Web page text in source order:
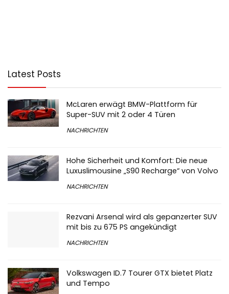
Latest Posts
McLaren erwägt BMW-Plattform für
Super-SUV mit 2 oder 4 Türen
NACHRICHTEN
Hohe Sicherheit und Komfort: Die neue
Luxuslimousine „S90 Recharge“ von Volvo
NACHRICHTEN
Rezvani Arsenal wird als gepanzerter SUV
mit bis zu 675 PS angekündigt
NACHRICHTEN
Volkswagen ID.7 Tourer GTX bietet Platz
und Tempo